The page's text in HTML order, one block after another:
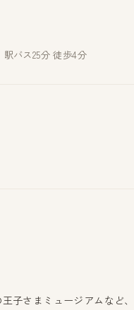
バス25分 徒歩4分
子さまミュージアムなど、